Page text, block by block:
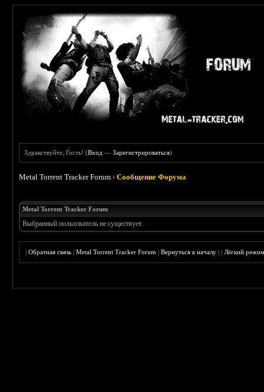
Здравствуйте, Гость! (Вход —Зарегистрироваться)
Metal Torrent Tracker Forum ›Сообщение Форума
Metal Torrent Tracker Forum
Выбранный пользователь не существует.
|Обратная связь |Metal Torrent Tracker Forum |Вернуться к началу ||Лёгкий